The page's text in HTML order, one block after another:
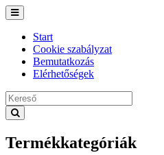
Toggle
navigation
Start
Cookie szabályzat
Bemutatkozás
Elérhetőségek
Termékkategóriák